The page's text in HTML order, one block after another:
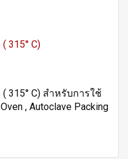
315° C)
C) สำหรับการใช้
, Autoclave Packing